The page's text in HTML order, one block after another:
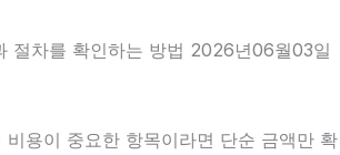
절차를 확인하는 방법 2026년06월03일
비용이 중요한 항목이라면 단순 금액만 확